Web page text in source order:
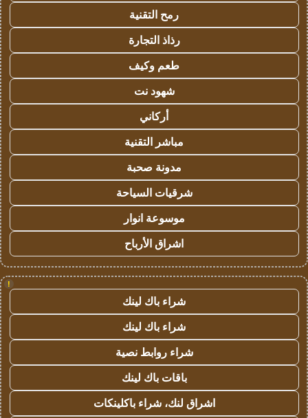
رمح التقنية
رذاذ التجارة
طعم وكيف
شهود نت
أركاني
مباشر التقنية
مدونة صحبة
شرقيات السياحة
موسوعة انوار
اشراق الأرباح
!
شراء باك لينك
شراء باك لينك
شراء روابط نصية
باقات باك لينك
اشراق لنك، شراء باكلينكات